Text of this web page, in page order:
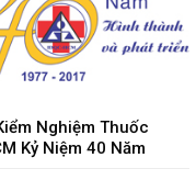
Nghiệm Thuốc
Kỷ Niệm 40 Năm